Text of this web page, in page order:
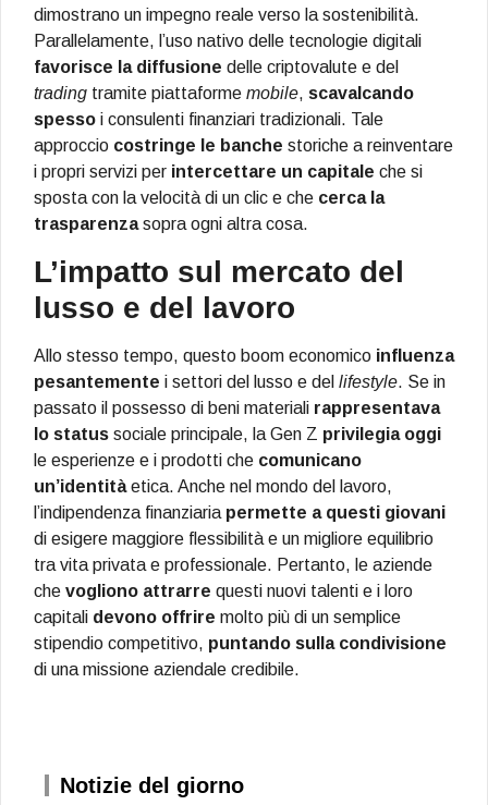
dimostrano un impegno reale verso la sostenibilità.
Parallelamente, l’uso nativo delle tecnologie digitali
favorisce la diffusione delle criptovalute e del
trading tramite piattaforme mobile, scavalcando
spesso i consulenti finanziari tradizionali. Tale
approccio costringe le banche storiche a reinventare
i propri servizi per intercettare un capitale che si
sposta con la velocità di un clic e che cerca la
trasparenzasopra ogni altra cosa.
L’impatto sul mercato del
lusso e del lavoro
Allo stesso tempo, questo boom economico influenza
pesantemente i settori del lusso e del lifestyle. Se in
passato il possesso di beni materiali rappresentava
lo status sociale principale, la Gen Z privilegia oggi
le esperienze e i prodotti che comunicano
un’identitàetica. Anche nel mondo del lavoro,
l’indipendenza finanziaria permette a questi giovani
di esigere maggiore flessibilità e un migliore equilibrio
tra vita privata e professionale. Pertanto, le aziende
che vogliono attrarre questi nuovi talenti e i loro
capitali devono offrire molto più di un semplice
stipendio competitivo, puntando sulla condivisione
di una missione aziendale credibile.
Notizie del giorno